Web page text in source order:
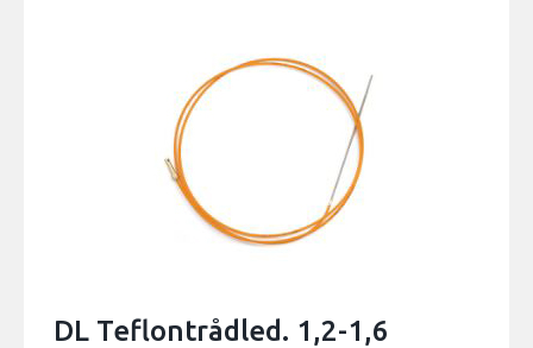
DL Teflontrådled. 1,2-1,6